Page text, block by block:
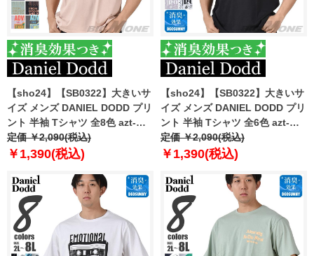
【sho24】【SB0322】大きいサ
イズ メンズ DANIEL DODD プリ
ント 半袖 Tシャツ 全8色 azt-
2402pt2
定価 ￥2,090(税込)
￥1,390(税込)
【sho24】【SB0322】大きいサ
イズ メンズ DANIEL DODD プリ
ント 半袖 Tシャツ 全6色 azt-
2402pt3
定価 ￥2,090(税込)
￥1,390(税込)